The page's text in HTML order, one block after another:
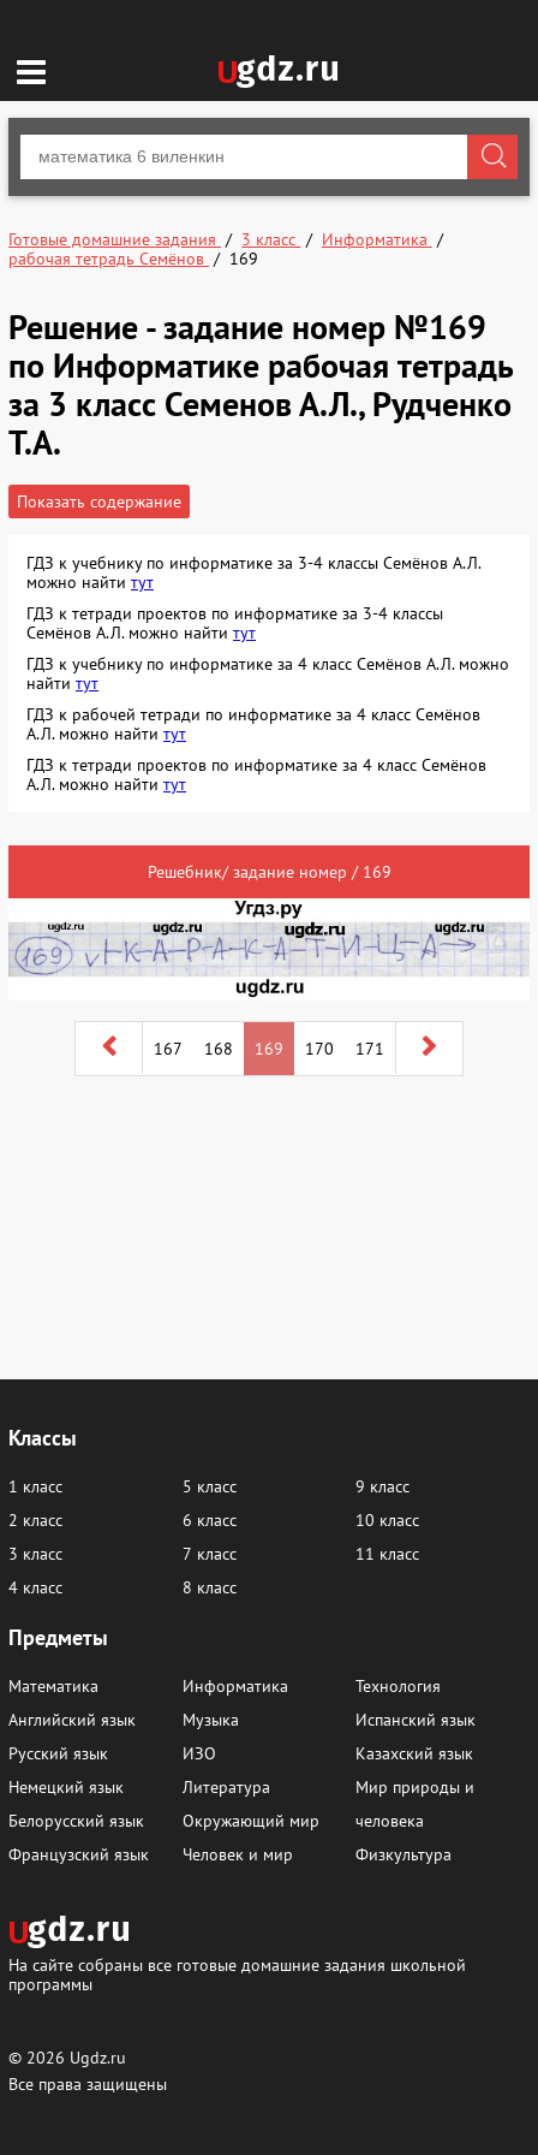
Готовые домашние задания 3 класс
Информатика
рабочая тетрадь Семёнов
169
Решение - задание номер №169
по Информатике рабочая тетрадь
за 3 класс Семенов А.Л., Рудченко
Т.А.
Показать содержание
ГДЗ к учебнику по информатике за 3-4 классы Семёнов А.Л.
можно найти тут
ГДЗ к тетради проектов по информатике за 3-4 классы
Семёнов А.Л. можно найти тут
ГДЗ к учебнику по информатике за 4 класс Семёнов А.Л. можно
найти тут
ГДЗ к рабочей тетради по информатике за 4 класс Семёнов
А.Л. можно найти тут
ГДЗ к тетради проектов по информатике за 4 класс Семёнов
А.Л. можно найти тут
Решебник/ задание номер / 169
167 168 169 170 171
Классы
1 класс
2 класс
3 класс
4 класс
5 класс
6 класс
7 класс
8 класс
9 класс
10 класс
11 класс
Предметы
Математика
Английский язык
Русский язык
Немецкий язык
Белорусский язык
Французский язык
Информатика
Музыка
ИЗО
Литература
Окружающий мир
Человек и мир
Технология
Испанский язык
Казахский язык
Мир природы и
человека
Физкультура
На сайте собраны все готовые домашние задания школьной
программы
© 2026 Ugdz.ru
Все права защищены